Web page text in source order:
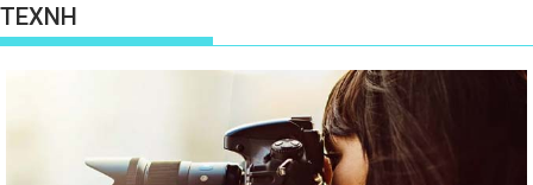
ΤΕΧΝΗ